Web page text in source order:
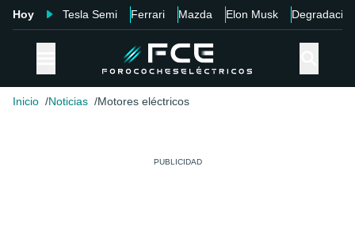
Hoy Tesla Semi Ferrari Mazda Elon Musk Degradación
Inicio Noticias Motores eléctricos